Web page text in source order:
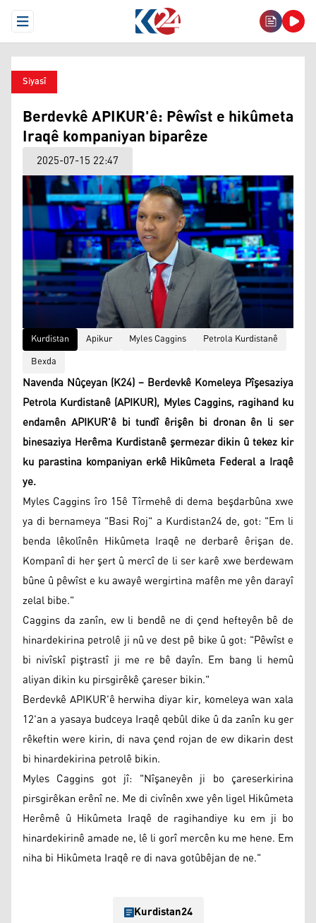
Open Menu
Siyasî
Berdevkê APIKUR'ê: Pêwîst e hikûmeta
Iraqê kompaniyan biparêze
2025-07-15 22:47
Kurdistan Apikur Myles Caggins
Petrola Kurdistanê
Bexda
Navenda Nûçeyan (K24) – Berdevkê Komeleya Pîşesaziya
Petrola Kurdistanê (APIKUR), Myles Caggins, ragihand ku
endamên APIKUR'ê bi tundî êrişên bi dronan ên li ser
binesaziya Herêma Kurdistanê şermezar dikin û tekez kir
ku parastina kompaniyan erkê Hikûmeta Federal a Iraqê
ye.
Myles Caggins îro 15ê Tîrmehê di dema beşdarbûna xwe
ya di bernameya "Basi Roj" a Kurdistan24 de, got: "Em li
benda lêkolînên Hikûmeta Iraqê ne derbarê êrişan de.
Kompanî di her şert û mercî de li ser karê xwe berdewam
bûne û pêwîst e ku awayê wergirtina mafên me yên darayî
zelal bibe."
Caggins da zanîn, ew li bendê ne di çend hefteyên bê de
hinardekirina petrolê ji nû ve dest pê bike û got: "Pêwîst e
bi nivîskî piştrastî ji me re bê dayîn. Em bang li hemû
aliyan dikin ku pirsgirêkê çareser bikin."
Berdevkê APIKUR'ê herwiha diyar kir, komeleya wan xala
12'an a yasaya budceya Iraqê qebûl dike û da zanîn ku ger
rêkeftin were kirin, di nava çend rojan de ew dikarin dest
bi hinardekirina petrolê bikin.
Myles Caggins got jî: "Nîşaneyên ji bo çareserkirina
pirsgirêkan erênî ne. Me di civînên xwe yên ligel Hikûmeta
Herêmê û Hikûmeta Iraqê de ragihandiye ku em ji bo
hinardekirinê amade ne, lê li gorî mercên ku me hene. Em
niha bi Hikûmeta Iraqê re di nava gotûbêjan de ne."
Kurdistan24